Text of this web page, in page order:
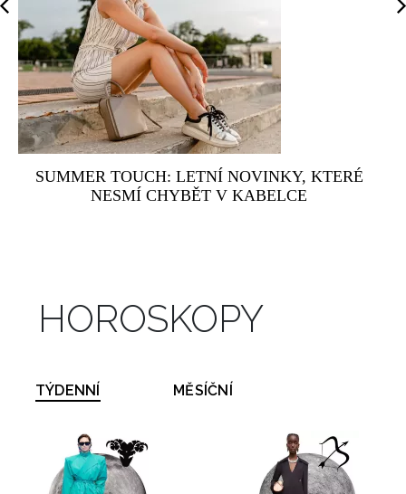
SUMMER TOUCH: LETNÍ NOVINKY, KTERÉ
NESMÍ CHYBĚT V KABELCE
HOROSKOPY
TÝDENNÍ MĚSÍČNÍ